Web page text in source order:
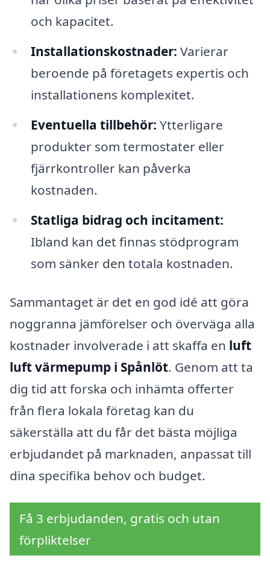
och kapacitet.
Installationskostnader: Varierar
beroende på företagets expertis och
installationens komplexitet.
Eventuella tillbehör: Ytterligare
produkter som termostater eller
fjärrkontroller kan påverka
kostnaden.
Statliga bidrag och incitament:
Ibland kan det finnas stödprogram
som sänker den totala kostnaden.
Sammantaget är det en god idé att göra
noggranna jämförelser och överväga alla
kostnader involverade i att skaffa en luft
luft värmepump i Spånlöt. Genom att ta
dig tid att forska och inhämta offerter
från flera lokala företag kan du
säkerställa att du får det bästa möjliga
erbjudandet på marknaden, anpassat till
dina specifika behov och budget.
Få 3 erbjudanden, gratis och utan
förpliktelser